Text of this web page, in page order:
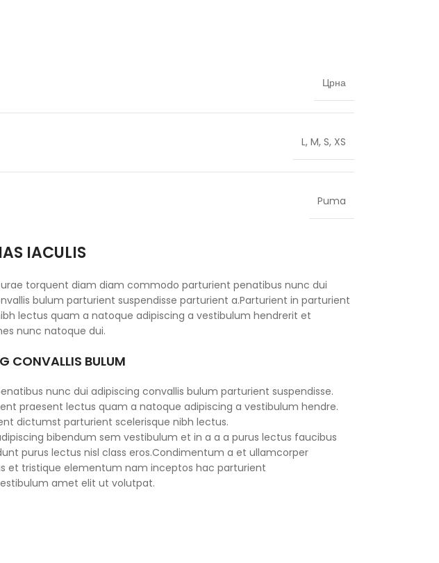
Црна
L, M, S, XS
Puma
IACULIS
torquent diam diam commodo parturient penatibus nunc dui
bulum parturient suspendisse parturient a.Parturient in parturient
lectus quam a natoque adipiscing a vestibulum hendrerit et
nunc natoque dui.
CONVALLIS BULUM
nunc dui adipiscing convallis bulum parturient suspendisse.
praesent lectus quam a natoque adipiscing a vestibulum hendre.
dictumst parturient scelerisque nibh lectus.
bibendum sem vestibulum et in a a a purus lectus faucibus
purus lectus nisl class eros.Condimentum a et ullamcorper
et tristique elementum nam inceptos hac parturient
amet elit ut volutpat.